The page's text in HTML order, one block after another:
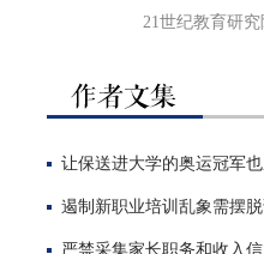
21世纪教育研究
让保送进大学的奥运冠军也
遏制新职业培训乱象需摆
严禁采集家长职务和收入